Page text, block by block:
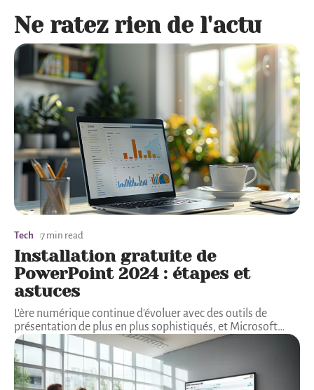
Ne ratez rien de l'actu
Tech 7 min read
Installation gratuite de
PowerPoint 2024 : étapes et
astuces
L'ère numérique continue d'évoluer avec des outils de
présentation de plus en plus sophistiqués, et Microsoft…